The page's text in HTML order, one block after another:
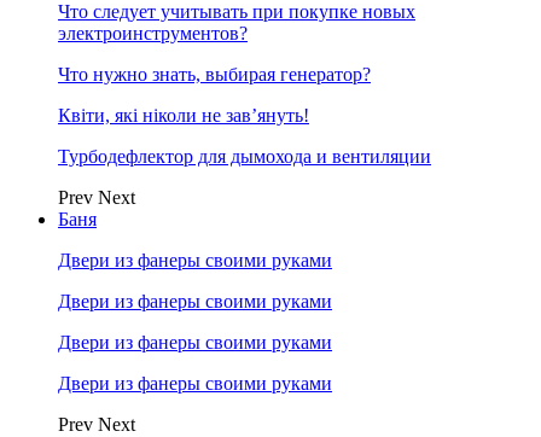
Что следует учитывать при покупке новых
электроинструментов?
Что нужно знать, выбирая генератор?
Квіти, які ніколи не зав’януть!
Турбодефлектор для дымохода и вентиляции
Prev Next
Баня
Двери из фанеры своими руками
Двери из фанеры своими руками
Двери из фанеры своими руками
Двери из фанеры своими руками
Prev Next